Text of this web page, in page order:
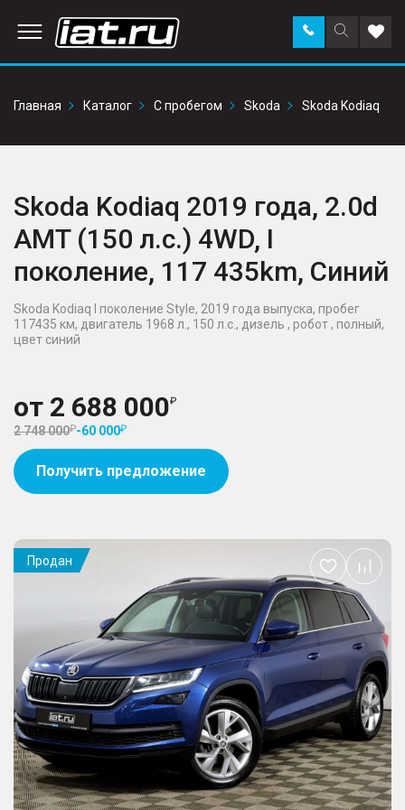
Поиск
по
Заказать
звонок в
Главная
Каталог С пробегом Skoda Skoda Kodiaq
Skoda Kodiaq 2019 года, 2.0d
AMT (150 л.с.) 4WD, I
поколение, 117 435km, Синий
Skoda Kodiaq I поколение Style, 2019 года выпуска, пробег
117435 км, двигатель 1968 л., 150 л.с., дизель , робот , полный,
цвет синий
от 2 688 000
2 748 000 -60 000
Получить предложение
Продан
Добавить
в
избранное